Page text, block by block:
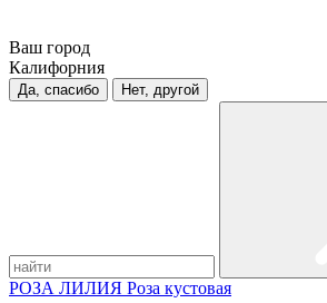
Ваш город
Калифорния
Да, спасибо Нет, другой
РОЗА ЛИЛИЯ Роза кустовая